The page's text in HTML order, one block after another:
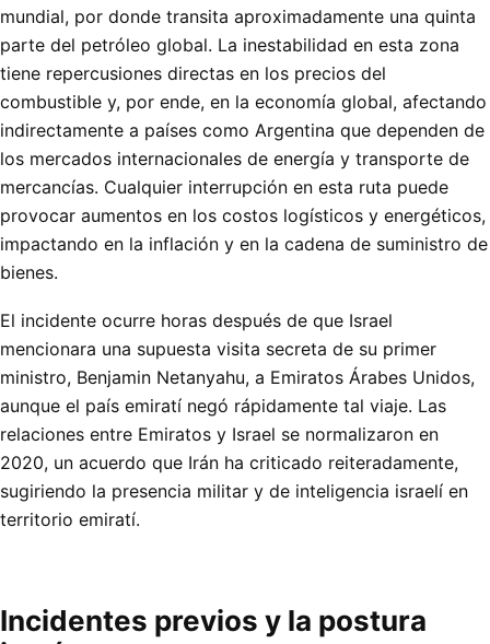
mundial, por donde transita aproximadamente una quinta
parte del petróleo global. La inestabilidad en esta zona
tiene repercusiones directas en los precios del
combustible y, por ende, en la economía global, afectando
indirectamente a países como Argentina que dependen de
los mercados internacionales de energía y transporte de
mercancías. Cualquier interrupción en esta ruta puede
provocar aumentos en los costos logísticos y energéticos,
impactando en la inflación y en la cadena de suministro de
bienes.
El incidente ocurre horas después de que Israel
mencionara una supuesta visita secreta de su primer
ministro, Benjamin Netanyahu, a Emiratos Árabes Unidos,
aunque el país emiratí negó rápidamente tal viaje. Las
relaciones entre Emiratos y Israel se normalizaron en
2020, un acuerdo que Irán ha criticado reiteradamente,
sugiriendo la presencia militar y de inteligencia israelí en
territorio emiratí.
Incidentes previos y la postura